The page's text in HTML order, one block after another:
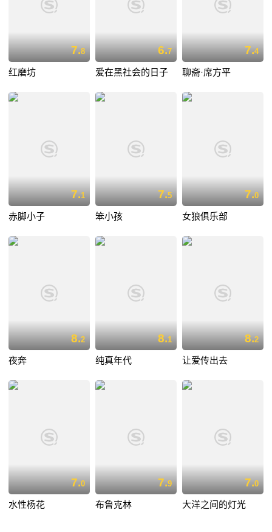
7.8
红磨坊
6.7
爱在黑社会的日子
7.4
聊斋·席方平
7.1
赤脚小子
7.5
笨小孩
7.0
女狼俱乐部
8.2
夜奔
8.1
纯真年代
8.2
让爱传出去
7.0
水性杨花
7.9
布鲁克林
7.0
大洋之间的灯光